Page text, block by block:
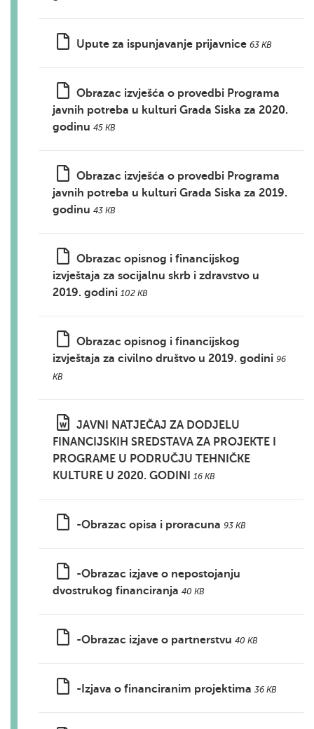
Upute za ispunjavanje prijavnice 63 KB
Obrazac izvješća o provedbi Programa
javnih potreba u kulturi Grada Siska za 2020.
godinu 45 KB
Obrazac izvješća o provedbi Programa
javnih potreba u kulturi Grada Siska za 2019.
godinu 43 KB
Obrazac opisnog i financijskog
izvještaja za socijalnu skrb i zdravstvo u
2019. godini 102 KB
Obrazac opisnog i financijskog
izvještaja za civilno društvo u 2019. godini 96
KB
JAVNI NATJEČAJ ZA DODJELU
FINANCIJSKIH SREDSTAVA ZA PROJEKTE I
PROGRAME U PODRUČJU TEHNIČKE
KULTURE U 2020. GODINI
16 KB
-Obrazac opisa i proracuna 93 KB
-Obrazac izjave o nepostojanju
dvostrukog financiranja 40 KB
-Obrazac izjave o partnerstvu 40 KB
-Izjava o financiranim projektima 36 KB